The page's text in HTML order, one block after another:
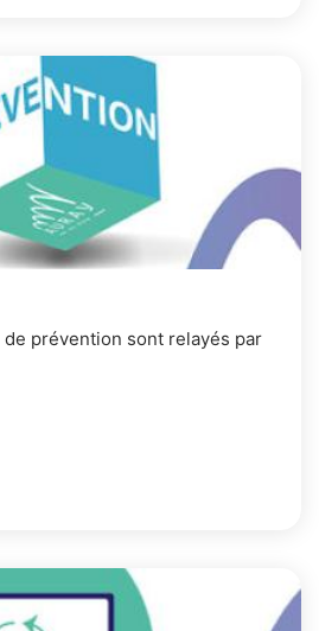
prévention sont relayés par